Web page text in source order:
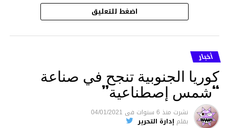
اضغط للتعليق
أخبار
كوريا الجنوبية تنجح في صناعة
“شمس إصطناعية”
نشرت منذ 6 سنوات فى 04/01/2021
بقلم إدارة التحرير